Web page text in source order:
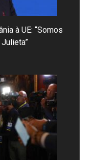
à UE: “Somos